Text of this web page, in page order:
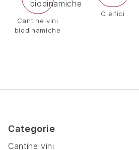
Cantine vini
biodinamiche
Oleifici
Categorie
Cantine vini